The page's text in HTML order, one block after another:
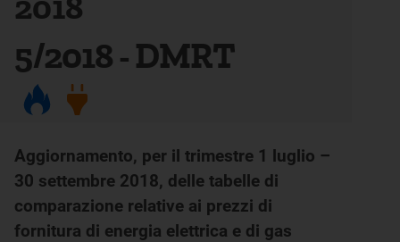
5/2018 - DMRT
Aggiornamento, per il trimestre 1 luglio –
30 settembre 2018, delle tabelle di
comparazione relative ai prezzi di
fornitura di energia elettrica e di gas